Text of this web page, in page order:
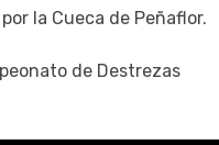
la Cueca de Peñaflor.
de Destrezas